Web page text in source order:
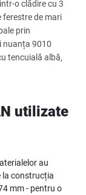
o clădire cu 3
ferestre de mari
prin
nuanța 9010
tencuială albă,
utilizate
au
la construcția
mm - pentru o